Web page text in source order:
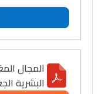
المجال
البشرية